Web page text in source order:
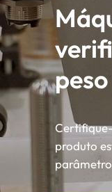
peso
produto